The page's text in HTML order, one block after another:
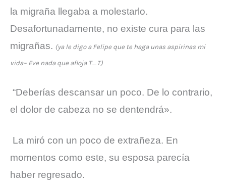
la migraña llegaba a molestarlo.
Desafortunadamente, no existe cura para las
migrañas. (ya le digo a Felipe que te haga unas aspirinas mi
vida~ Eve nada que afloja T_T)
“Deberías descansar un poco. De lo contrario,
el dolor de cabeza no se dentendrá».
La miró con un poco de extrañeza. En
momentos como este, su esposa parecía
haber regresado.